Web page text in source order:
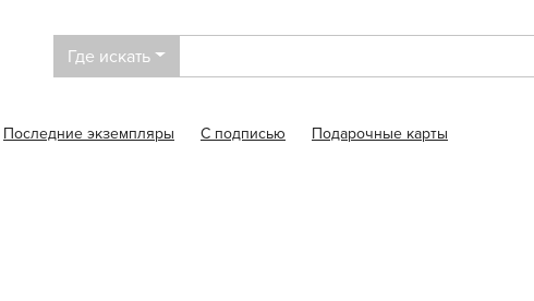
Где искать
Последние экземпляры С подписью Подарочные карты